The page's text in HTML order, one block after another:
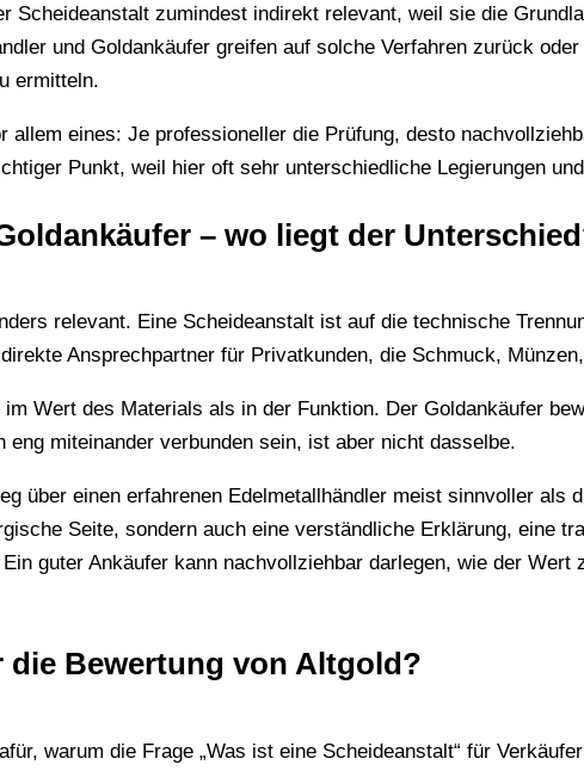
Scheideanstalt zumindest indirekt relevant, weil sie die
und Goldankäufer greifen auf solche Verfahren zurück
ermitteln.
allem eines: Je professioneller die Prüfung, desto
Punkt, weil hier oft sehr unterschiedliche Legierungen
– wo liegt der
relevant. Eine Scheideanstalt ist auf die technische
Ansprechpartner für Privatkunden, die Schmuck,
Wert des Materials als in der Funktion. Der Goldankäufer
miteinander verbunden sein, ist aber nicht dasselbe.
über einen erfahrenen Edelmetallhändler meist sinnvoller als
Seite, sondern auch eine verständliche Erklärung, eine
guter Ankäufer kann nachvollziehbar darlegen, wie der
die Bewertung von Altgold?
warum die Frage „Was ist eine Scheideanstalt“ für